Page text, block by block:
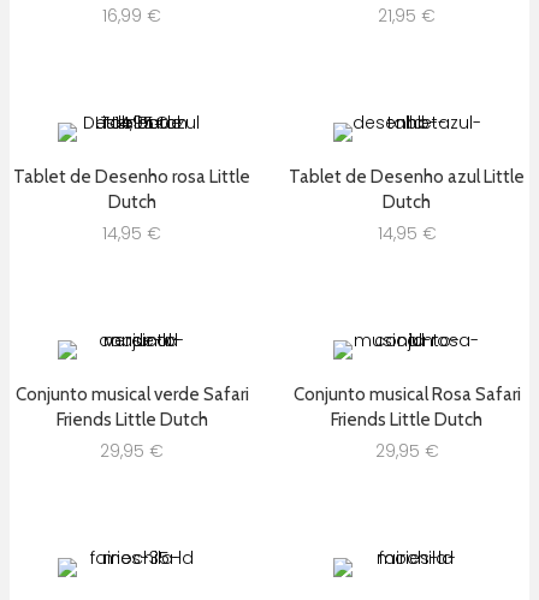
16,99 € 21,95 €
Tablet de Desenho rosa Little
Dutch
14,95 €
Tablet de Desenho azul Little
Dutch
14,95 €
Conjunto musical verde Safari
Friends Little Dutch
29,95 €
Conjunto musical Rosa Safari
Friends Little Dutch
29,95 €